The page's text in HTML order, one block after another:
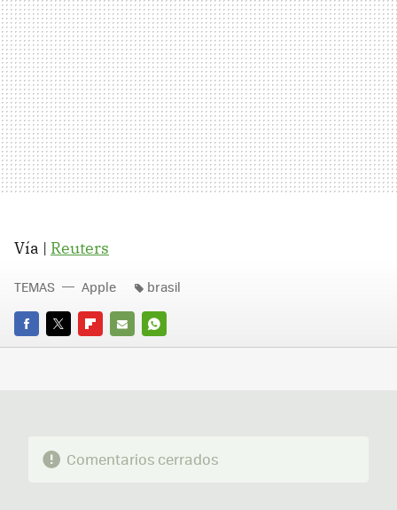
Vía | Reuters
FACEBOOK
TWITTERFLIPBOARD
E-
WHATSAPP
TEMAS Apple brasil
Comentarios cerrados